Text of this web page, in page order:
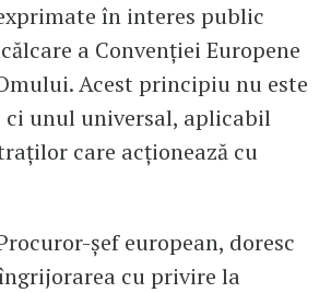
în interes public
a Convenției Europene
Acest principiu nu este
ci unul universal, aplicabil
care acționează cu
șef european, doresc
cu privire la